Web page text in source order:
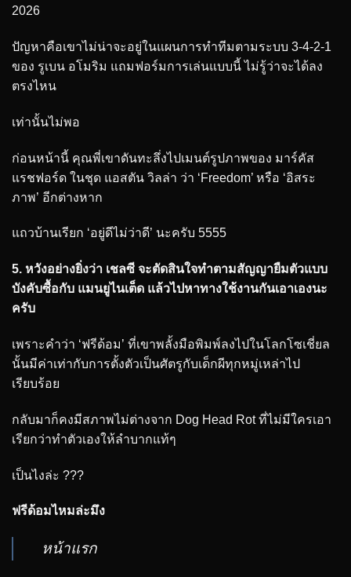
2026
ปัญหาคือเขาไม่น่าจะอยู่ในแผนการทำทีมตามระบบ 3-4-2-1
ของ รูเบน อโมริม แถมฟอร์มการเล่นแบบนี้ ไม่รู้ว่าจะได้ลง
ตรงไหน
เท่านั้นไม่พอ
ก่อนหน้านี้ คุณพี่เขาดันทะลึ่งไปเมนต์รูปภาพของ มาร์คัส
แรชฟอร์ด ในชุด แอสตัน วิลล่า ว่า ‘Freedom’ หรือ ‘อิสระ
ภาพ’ อีกต่างหาก
แถวบ้านเรียก ‘อยู่ดีไม่ว่าดี’ นะครับ 5555
5. หวังอย่างยิ่งว่า เชลซี จะตัดสินใจทำตามสัญญายืมตัวแบบ
บังคับซื้อกับ แมนยูไนเต็ด แล้วไปหาทางใช้งานกันเอาเองนะ
ครับ
เพราะคำว่า ‘ฟรีด้อม’ ที่เขาพลั้งมือพิมพ์ลงไปในโลกโซเชี่ยล
นั้นมีค่าเท่ากับการตั้งตัวเป็นศัตรูกับเด็กผีทุกหมู่เหล่าไป
เรียบร้อย
กลับมาก็คงมีสภาพไม่ต่างจาก Dog Head Rot ที่ไม่มีใครเอา
เรียกว่าทำตัวเองให้ลำบากแท้ๆ
เป็นไงล่ะ ???
ฟรีด้อมไหมล่ะมึง
หน้าแรก